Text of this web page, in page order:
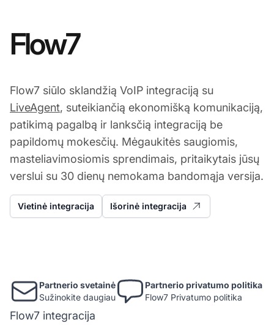
Flow7
Flow7 siūlo sklandžią VoIP integraciją su
LiveAgent, suteikiančią ekonomišką komunikaciją,
patikimą pagalbą ir lanksčią integraciją be
papildomų mokesčių. Mėgaukitės saugiomis,
masteliavimosiomis sprendimais, pritaikytais jūsų
verslui su 30 dienų nemokama bandomąja versija.
Vietinė integracija Išorinė integracija
Partnerio svetainė
Sužinokite daugiau
Partnerio privatumo politika
Flow7 Privatumo politika
Flow7 integracija